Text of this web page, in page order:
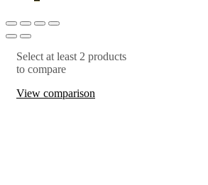
Select at least 2 products
to compare
View comparison